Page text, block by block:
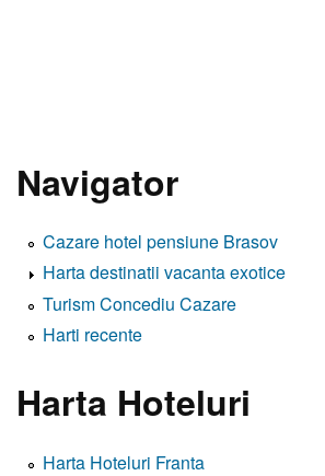
Navigator
Cazare hotel pensiune Brasov
Harta destinatii vacanta exotice
Turism Concediu Cazare
Harti recente
Harta Hoteluri
Harta Hoteluri Franta